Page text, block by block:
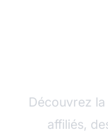
Découvrez
affiliés,